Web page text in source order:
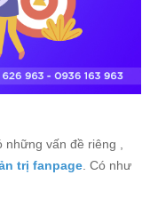
vấn đề riêng ,
trị fanpage . Có như